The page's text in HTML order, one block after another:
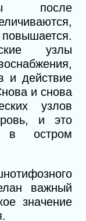
после
узлы
и действие
и снова
узлов
и это
в остром
важный
значение